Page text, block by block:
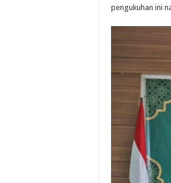
pengukuhan ini